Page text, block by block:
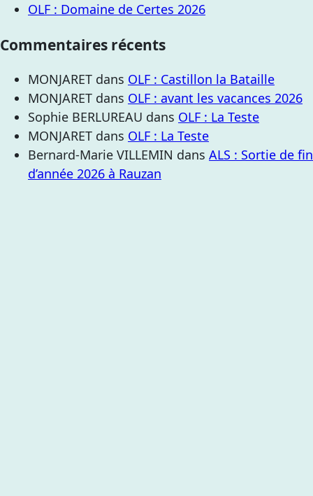
OLF : Domaine de Certes 2026
Commentaires récents
MONJARET dans OLF : Castillon la Bataille
MONJARET dans OLF : avant les vacances 2026
Sophie BERLUREAU dans OLF : La Teste
MONJARET dans OLF : La Teste
Bernard-Marie VILLEMIN dans ALS : Sortie de fin
d’année 2026 à Rauzan